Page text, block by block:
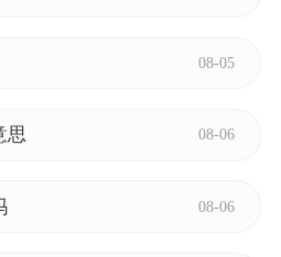
08-05
思 08-06
08-06